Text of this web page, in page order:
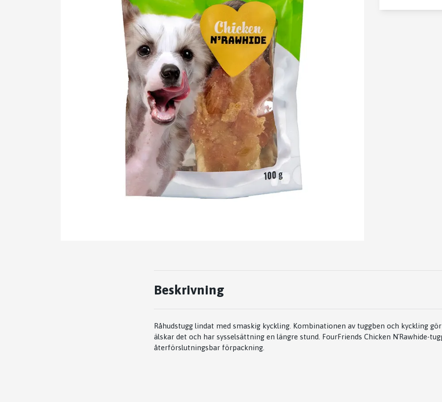
Beskrivning
Råhudstugg lindat med smaskig kyckling. Kombinationen av tuggben och kyckling
älskar det och har sysselsättning en längre stund. FourFriends Chicken N´Rawhide-
återförslutningsbar förpackning.